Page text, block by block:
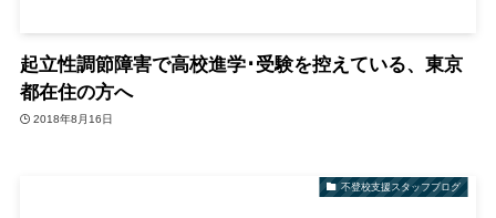
起立性調節障害で高校進学･受験を控えている、東京
都在住の方へ
2018年8月16日
不登校支援スタッフブログ